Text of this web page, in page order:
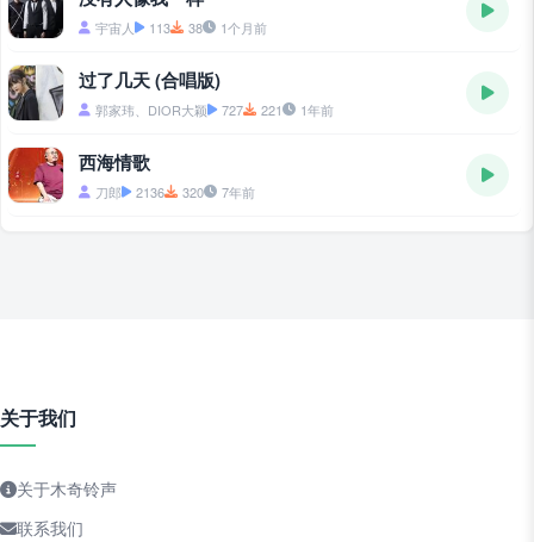
宇宙人 113 38 1个月前
过了几天 (合唱版)
郭家玮、DIOR大颖 727 221 1年前
西海情歌
刀郎 2136 320 7年前
关于我们
关于木奇铃声
联系我们